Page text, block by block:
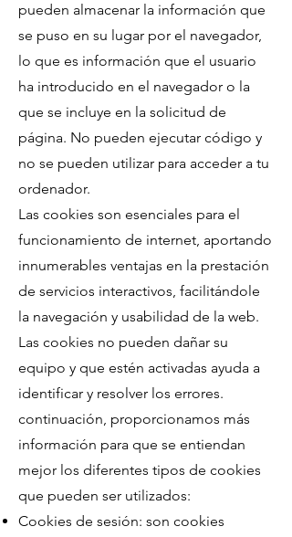
pueden almacenar la información que
se puso en su lugar por el navegador,
lo que es información que el usuario
ha introducido en el navegador o la
que se incluye en la solicitud de
página. No pueden ejecutar código y
no se pueden utilizar para acceder a tu
ordenador.
Las cookies son esenciales para el
funcionamiento de internet, aportando
innumerables ventajas en la prestación
de servicios interactivos, facilitándole
la navegación y usabilidad de la web.
Las cookies no pueden dañar su
equipo y que estén activadas ayuda a
identificar y resolver los errores.
continuación, proporcionamos más
información para que se entiendan
mejor los diferentes tipos de cookies
que pueden ser utilizados:
Cookies de sesión: son cookies